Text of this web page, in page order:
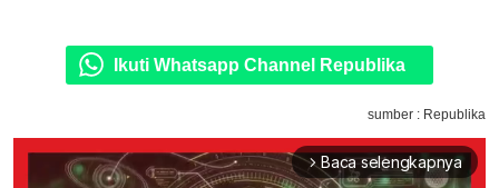
Ikuti Whatsapp Channel Republika
sumber : Republika
arrow_forward_ios Baca selengkapnya